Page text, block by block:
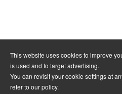
This website uses cookies to improve
is used and to target advertising.
You can revisit your cookie settings at
refer to our policy.